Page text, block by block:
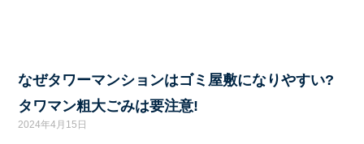
なぜタワーマンションはゴミ屋敷になりやすい?
タワマン粗大ごみは要注意!
2024年4月15日